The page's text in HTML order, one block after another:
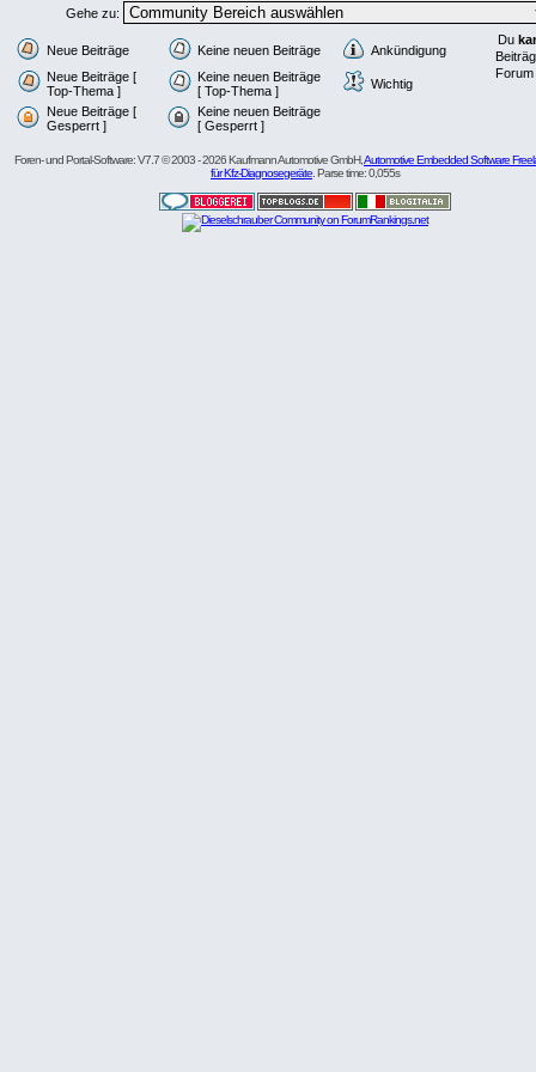
Gehe zu:
Neue Beiträge Keine neuen Beiträge
Ankündigung
Neue Beiträge [
Top-Thema ]
Keine neuen Beiträge
[ Top-Thema ]
Wichtig
Neue Beiträge [
Gesperrt ]
Keine neuen Beiträge
[ Gesperrt ]
Du
Foren- und Portal-Software: V7.7 © 2003 - 2026 Kaufmann Automotive GmbH,Automotive Embedded Software
für Kfz-Diagnosegeräte . Parse time: 0,055s